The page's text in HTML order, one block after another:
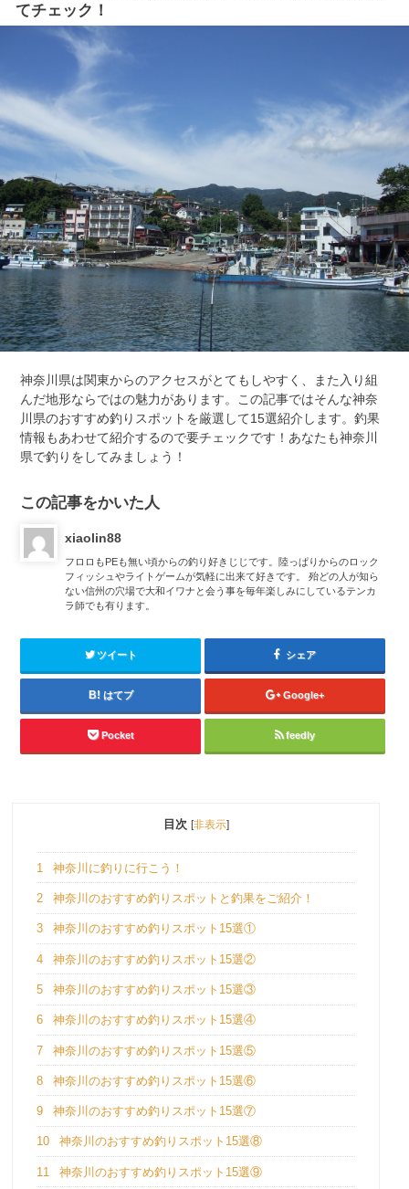
てチェック！
神奈川県は関東からのアクセスがとてもしやすく、また入り組
んだ地形ならではの魅力があります。この記事ではそんな神奈
川県のおすすめ釣りスポットを厳選して15選紹介します。釣果
情報もあわせて紹介するので要チェックです！あなたも神奈川
県で釣りをしてみましょう！
この記事をかいた人
xiaolin88
フロロもPEも無い頃からの釣り好きじじです。陸っぱりからのロック
フィッシュやライトゲームが気軽に出来て好きです。 殆どの人が知ら
ない信州の穴場で大和イワナと会う事を毎年楽しみにしているテンカ
ラ師でも有ります。
ツイート シェア
はてブ Google+
Pocket feedly
目次 [非表示]
1 神奈川に釣りに行こう！
2 神奈川のおすすめ釣りスポットと釣果をご紹介！
3 神奈川のおすすめ釣りスポット15選①
4 神奈川のおすすめ釣りスポット15選②
5 神奈川のおすすめ釣りスポット15選③
6 神奈川のおすすめ釣りスポット15選④
7 神奈川のおすすめ釣りスポット15選⑤
8 神奈川のおすすめ釣りスポット15選⑥
9 神奈川のおすすめ釣りスポット15選⑦
10 神奈川のおすすめ釣りスポット15選⑧
11 神奈川のおすすめ釣りスポット15選⑨